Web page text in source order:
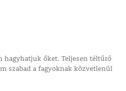
hagyhatjuk őket. Teljesen téltűrő
szabad a fagyoknak közvetlenül